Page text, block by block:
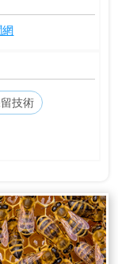
網
技術